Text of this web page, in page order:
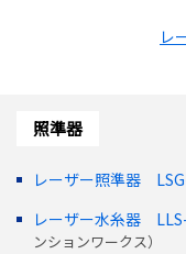
レ
照準器
レーザー照準器
レーザー水糸器
ンションワークス）